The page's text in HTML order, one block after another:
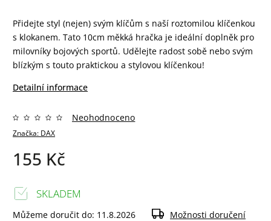
Přidejte styl (nejen) svým klíčům s naší roztomilou klíčenkou
s klokanem. Tato 10cm měkká hračka je ideální doplněk pro
milovníky bojových sportů. Udělejte radost sobě nebo svým
blízkým s touto praktickou a stylovou klíčenkou!
Detailní informace
Značka: DAX
Neohodnoceno
155 Kč
SKLADEM
Můžeme doručit do: 11.8.2026 Možnosti doručení